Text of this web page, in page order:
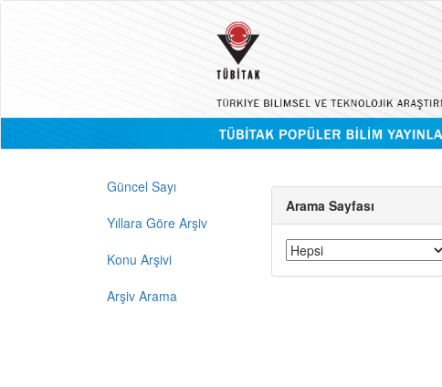
Güncel Sayı
Yıllara Göre Arşiv
Konu Arşivi
Arşiv Arama
Arama Sayfası